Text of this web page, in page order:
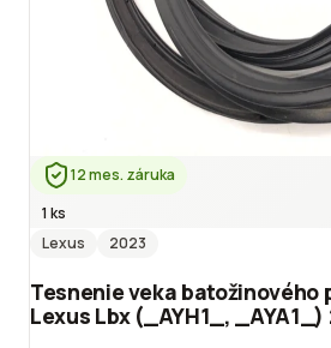
12 mes. záruka
1 ks
Lexus
2023
Tesnenie veka batožinového
Lexus Lbx (_AYH1_, _AYA1_)